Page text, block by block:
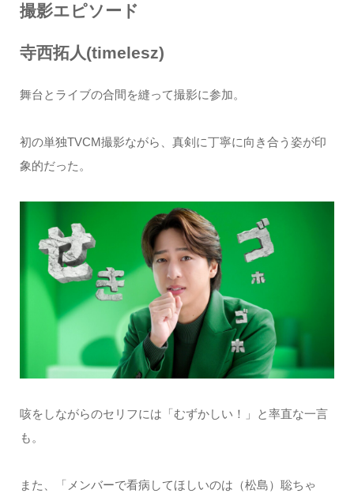
撮影エピソード
寺⻄拓⼈(timelesz)
舞台とライブの合間を縫って撮影に参加。
初の単独TVCM撮影ながら、真剣に丁寧に向き合う姿が印
象的だった。
咳をしながらのセリフには「むずかしい！」と率直な一言
も。
また、「メンバーで看病してほしいのは（松島）聡ちゃ